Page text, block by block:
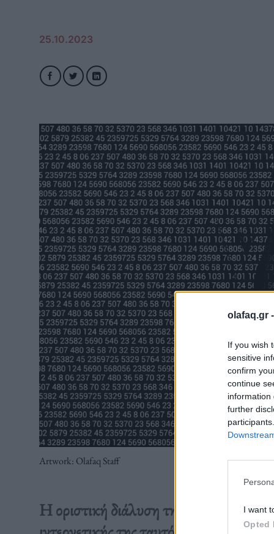
olafaq.gr -
If you wish
sensitive
confirm
continue
information
further
I want
Opted
25.10.2023
Artwork: Olafaq Staff
Η οριστική διάλυση της